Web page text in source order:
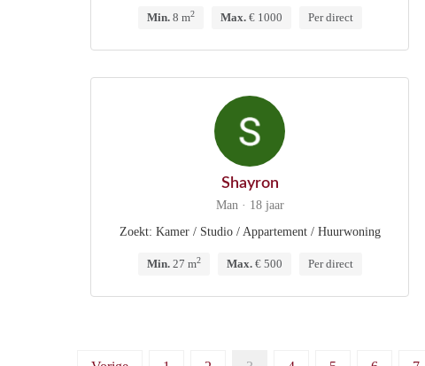
Min.8 m2 Max.€ 1000 Per direct
Shayron
Man · 18 jaar
Zoekt: Kamer / Studio / Appartement / Huurwoning
Min.27 m2 Max.€ 500 Per direct